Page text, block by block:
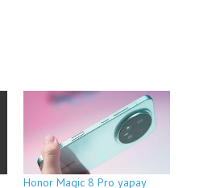
Honor Magic 8 Pro yapay